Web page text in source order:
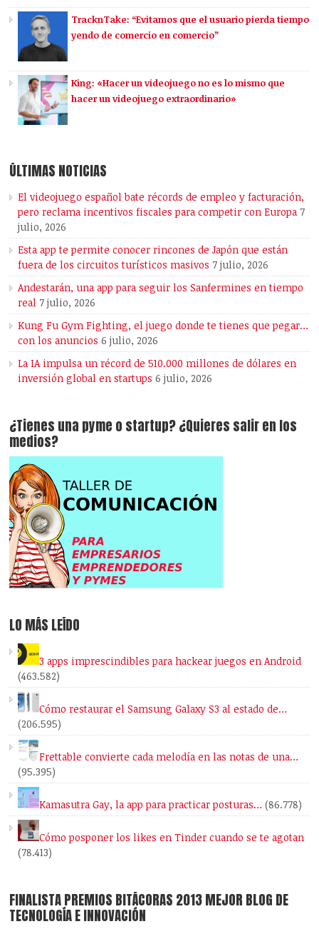
TracknTake: “Evitamos que el usuario pierda tiempo
yendo de comercio en comercio”
King: «Hacer un videojuego no es lo mismo que
hacer un videojuego extraordinario»
ÚLTIMAS NOTICIAS
El videojuego español bate récords de empleo y facturación,
pero reclama incentivos fiscales para competir con Europa 7
julio, 2026
Esta app te permite conocer rincones de Japón que están
fuera de los circuitos turísticos masivos 7 julio, 2026
Andestarán, una app para seguir los Sanfermines en tiempo
real 7 julio, 2026
Kung Fu Gym Fighting, el juego donde te tienes que pegar…
con los anuncios 6 julio, 2026
La IA impulsa un récord de 510.000 millones de dólares en
inversión global en startups 6 julio, 2026
¿Tienes una pyme o startup? ¿Quieres salir en los
medios?
LO MÁS LEÍDO
3 apps imprescindibles para hackear juegos en Android
(463.582)
Cómo restaurar el Samsung Galaxy S3 al estado de…
(206.595)
Frettable convierte cada melodía en las notas de una…
(95.395)
Kamasutra Gay, la app para practicar posturas… (86.778)
Cómo posponer los likes en Tinder cuando se te agotan
(78.413)
FINALISTA PREMIOS BITÁCORAS 2013 MEJOR BLOG DE
TECNOLOGÍA E INNOVACIÓN